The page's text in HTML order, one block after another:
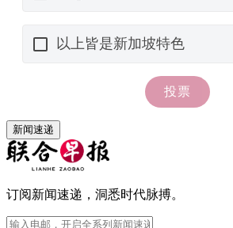
新闻速递
订阅新闻速递，洞悉时代脉搏。